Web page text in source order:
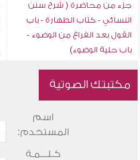
جزء من محاضرة ( شرح سنن
النسائي - كتاب الطهارة - باب
القول بعد الفراغ من الوضوء -
باب حلية الوضوء)
مكتبتك الصوتية
اسم
المستخدم:
كـلـــمـة